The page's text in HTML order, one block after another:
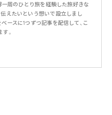
一周のひとり旅を経験した旅好きな
えたいという想いで設立しまし
ースに1つずつ記事を配信して、こ
。